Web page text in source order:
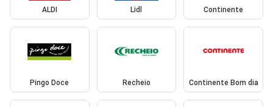
ALDI Lidl Continente
Pingo Doce Recheio Continente Bom dia